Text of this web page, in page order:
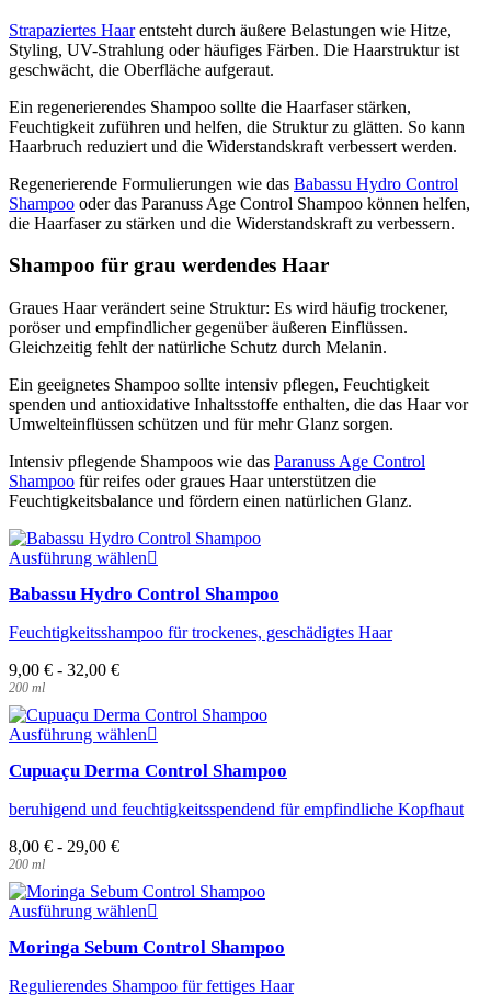
Strapaziertes Haarentsteht durch äußere Belastungen wie Hitze,
Styling, UV-Strahlung oder häufiges Färben. Die Haarstruktur ist
geschwächt, die Oberfläche aufgeraut.
Ein regenerierendes Shampoo sollte die Haarfaser stärken,
Feuchtigkeit zuführen und helfen, die Struktur zu glätten. So kann
Haarbruch reduziert und die Widerstandskraft verbessert werden.
Regenerierende Formulierungen wie das Babassu Hydro Control
Shampoo oder das Paranuss Age Control Shampoo können helfen,
die Haarfaser zu stärken und die Widerstandskraft zu verbessern.
Shampoo für grau werdendes Haar
Graues Haar verändert seine Struktur: Es wird häufig trockener,
poröser und empfindlicher gegenüber äußeren Einflüssen.
Gleichzeitig fehlt der natürliche Schutz durch Melanin.
Ein geeignetes Shampoo sollte intensiv pflegen, Feuchtigkeit
spenden und antioxidative Inhaltsstoffe enthalten, die das Haar vor
Umwelteinflüssen schützen und für mehr Glanz sorgen.
Intensiv pflegende Shampoos wie das Paranuss Age Control
Shampoo für reifes oder graues Haar unterstützen die
Feuchtigkeitsbalance und fördern einen natürlichen Glanz.
Ausführung wählen
weist
Varianten
können
Produktseite
werden
Babassu Hydro Control Shampoo
Feuchtigkeitsshampoo für trockenes, geschädigtes Haar
9,00 € - 32,00 €
200 ml
Ausführung wählen
weist
Varianten
können
Produktseite
werden
Cupuaçu Derma Control Shampoo
beruhigend und feuchtigkeitsspendend für empfindliche Kopfhaut
8,00 € - 29,00 €
200 ml
Ausführung wählen
weist
Varianten
Moringa Sebum Control Shampoo
Regulierendes Shampoo für fettiges Haar